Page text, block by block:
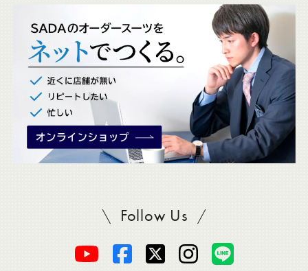
Follow UsSADAをフォロー
オ
オ
オ
オ